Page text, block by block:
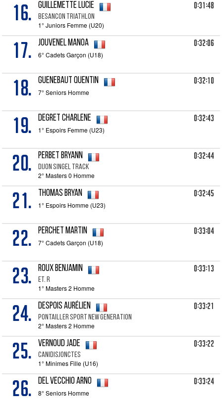
16. GUILLEMETTE Lucie
Besancon Triathlon
1° Juniors Femme (U20)
0:31:48
17. JOUVENEL Manoa
6° Cadets Garçon (U18)
0:32:06
18. GUENEBAUT Quentin
7° Seniors Homme
0:32:10
19. DEGRET Charlene
1° Espoirs Femme (U23)
0:32:43
20. PERBET Bryann
Dijon singel track
2° Masters 0 Homme
0:32:44
21. THOMAS Bryan
1° Espoirs Homme (U23)
0:32:45
22. PERCHET Martin
7° Cadets Garçon (U18)
0:33:04
23. ROUX Benjamin
ET. R
1° Masters 2 Homme
0:33:13
24. DESPOIS Aurélien
PONTAILLER SPORT NEW GENERATION
2° Masters 2 Homme
0:33:21
25. VERNOUD Jade
Canidisjonctes
1° Minimes Fille (U16)
0:33:22
26. DEL VECCHIO Arno
8° Seniors Homme
0:33:24